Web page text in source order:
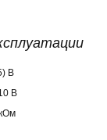
В
В